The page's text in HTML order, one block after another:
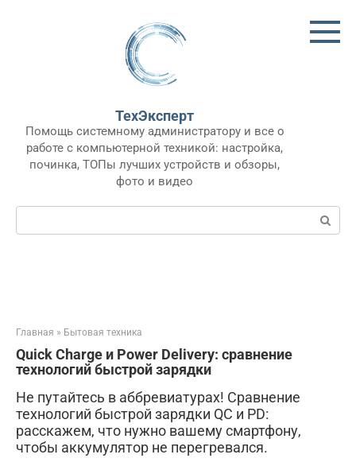
ТехЭксперт
Помощь системному администратору и все о
работе с компьютерной техникой: настройка,
починка, ТОПы лучших устройств и обзоры,
фото и видео
Поиск:
Главная » Бытовая техника
Quick Charge и Power Delivery: сравнение
технологий быстрой зарядки
Не путайтесь в аббревиатурах! Сравнение
технологий быстрой зарядки QC и PD:
расскажем, что нужно вашему смартфону,
чтобы аккумулятор не перегревался.